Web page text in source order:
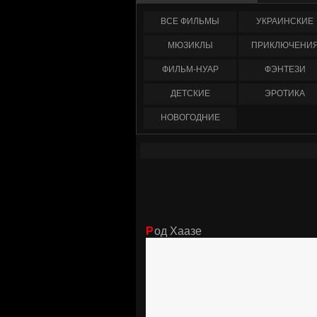
ФИЛЬМЫ УКРАИНCКИЕ
МЮЗИКЛЫ
ФИЛЬМ-НУАР ФЭНТЕЗИ
ДЕТСКИЕ ЭРОТИКА
НОВОГОДНИЕ
Род Хаазе